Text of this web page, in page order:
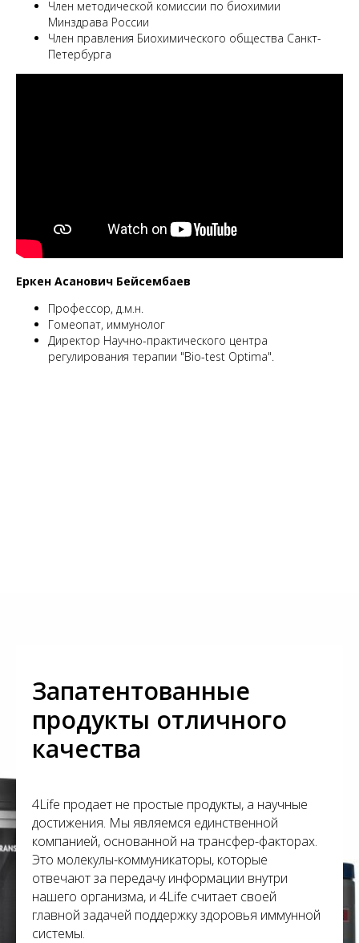
Член методической комиссии по биохимии
Минздрава России
Член правления Биохимического общества Санкт-
Петербурга
Еркен Асанович Бейсембаев
Профессор, д.м.н.
Гомеопат, иммунолог
Директор Научно-практического центра
регулирования терапии "Bio-test Optima".
Запатентованные
продукты отличного
качества
4Life продает не простые продукты, а научные
достижения. Мы являемся единственной
компанией, основанной на трансфер-факторах.
Это молекулы-коммуникаторы, которые
отвечают за передачу информации внутри
нашего организма, и 4Life считает своей
главной задачей поддержку здоровья иммунной
системы.